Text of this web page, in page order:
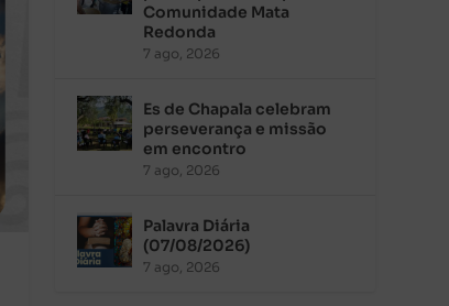
Comunidade Mata
Redonda
7 ago, 2026
Es de Chapala celebram
perseverança e missão
em encontro
7 ago, 2026
Palavra Diária
(07/08/2026)
7 ago, 2026